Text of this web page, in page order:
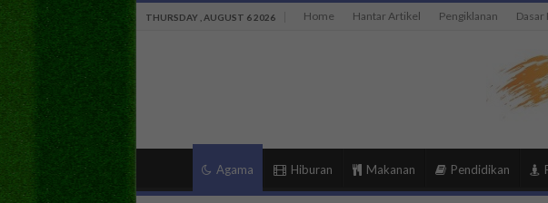
THURSDAY , AUGUST 6 2026 Home Hantar Artikel Pengiklanan Dasar
Agama Hiburan Makanan Pendidikan